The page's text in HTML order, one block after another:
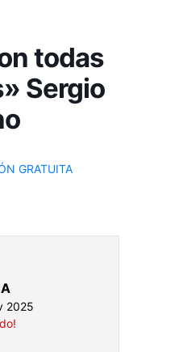
todas
Sergio
GRATUITA
2025